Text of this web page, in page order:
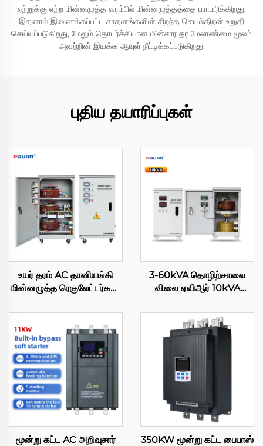
ஏற்றுக்கு ஏற்ற மின்னழுத்த வரம்பில் மின்னழுத்தத்தை பராமரிக்கிறது,
இதனால் இணைக்கப்பட்ட சாதனங்களின் சிறந்த செயல்திறன் உறுதி
செய்யப்படுகிறது, மேலும் தொடர்ச்சியான மின்சார தர மேலாண்மை மூலம்
அவற்றின் இயக்க ஆயுள் நீட்டிக்கப்படுகிறது.
புதிய தயாரிப்புகள்
உயர் தரம் AC தானியங்கி
மின்னழுத்த ரெகுலேட்டர்கள்/
20kVA 380V சர்வோ
ஏவிஆர்
3-60kVA தொழிற்சாலை
விலை ஏவிஆர் 10kVA
மின்னழுத்த ஸ்டேபிலைசர்
வெளியீடு 220V தாமிரம்
மூன்று கட்ட AC அறிவுசார்
350KW மூன்று கட்ட பைபாஸ்